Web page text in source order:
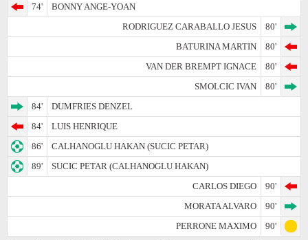
74'
BONNY ANGE-YOAN
RODRIGUEZ CARABALLO JESUS
80'
BATURINA MARTIN
80'
VAN DER BREMPT IGNACE
80'
SMOLCIC IVAN
80'
84'
DUMFRIES DENZEL
84'
LUIS HENRIQUE
86'
CALHANOGLU HAKAN (SUCIC PETAR)
89'
SUCIC PETAR (CALHANOGLU HAKAN)
CARLOS DIEGO
90'
MORATA ALVARO
90'
PERRONE MAXIMO
90'